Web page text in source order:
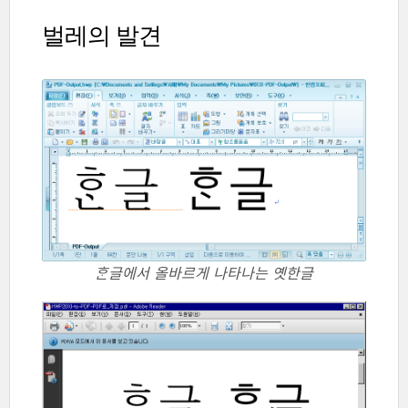
벌레의 발견
ᄒᆞᆫ글에서 올바르게 나타나는 옛한글